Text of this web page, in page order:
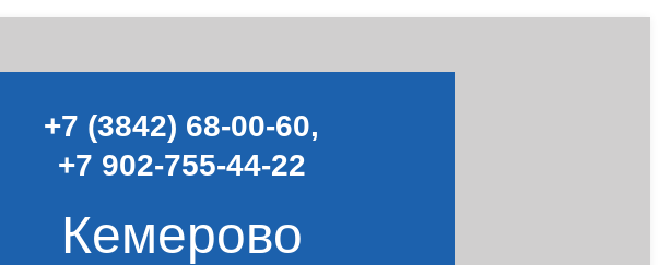
+7 (3842) 68-00-60,
+7 902-755-44-22
Кемерово